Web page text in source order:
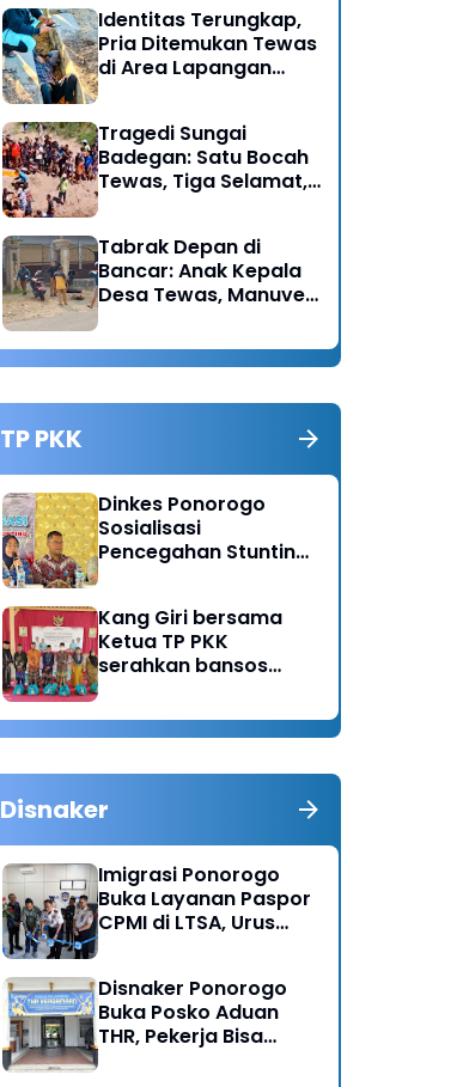
Identitas Terungkap,
Pria Ditemukan Tewas
di Area Lapangan
Hipertensi
Tragedi Sungai
Badegan: Satu Bocah
Tewas, Tiga Selamat,
Tabrak Depan di
Bancar: Anak Kepala
Desa Tewas, Manuver
Diduga Jadi Pemicu
TP PKK
Dinkes Ponorogo
Sosialisasi
Pencegahan Stunting,
Emas
Kang Giri bersama
Ketua TP PKK
serahkan bansos
Sukorejo Ponorogo
Disnaker
Imigrasi Ponorogo
Buka Layanan Paspor
CPMI di LTSA, Urus
Disnaker Ponorogo
Buka Posko Aduan
THR, Pekerja Bisa